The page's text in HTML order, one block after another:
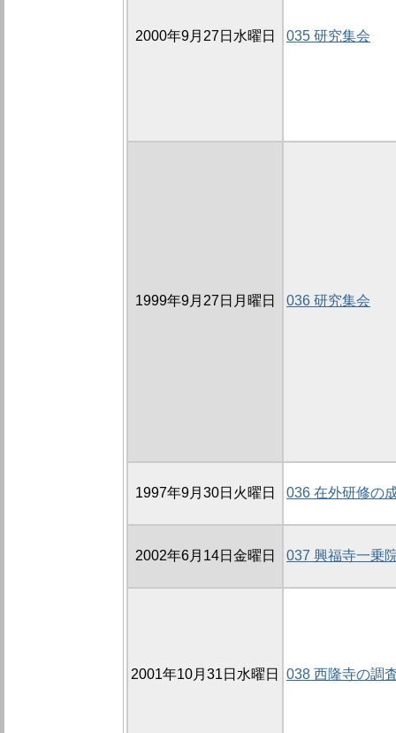
2000年9月27日水曜日 035 研究集会
1999年9月27日月曜日 036 研究集会
1997年9月30日火曜日 036 在外研修の
2002年6月14日金曜日 037 興福寺一乗
2001年10月31日水曜日 038 西隆寺の調